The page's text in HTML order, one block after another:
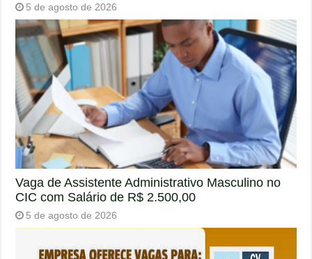
5 de agosto de 2026
Vaga de Assistente Administrativo Masculino no
CIC com Salário de R$ 2.500,00
5 de agosto de 2026